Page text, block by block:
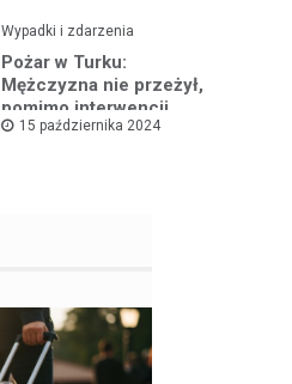
Wypadki i zdarzenia
Pożar w Turku:
Mężczyzna nie przeżył,
pomimo interwencji
straży pożarnej
15 października 2024